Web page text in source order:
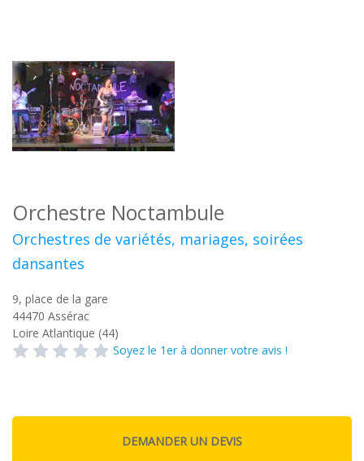
Orchestre Noctambule
Orchestres de variétés, mariages, soirées
dansantes
9, place de la gare
44470 Assérac
Loire Atlantique (44)
Soyez le 1er à donner votre avis !